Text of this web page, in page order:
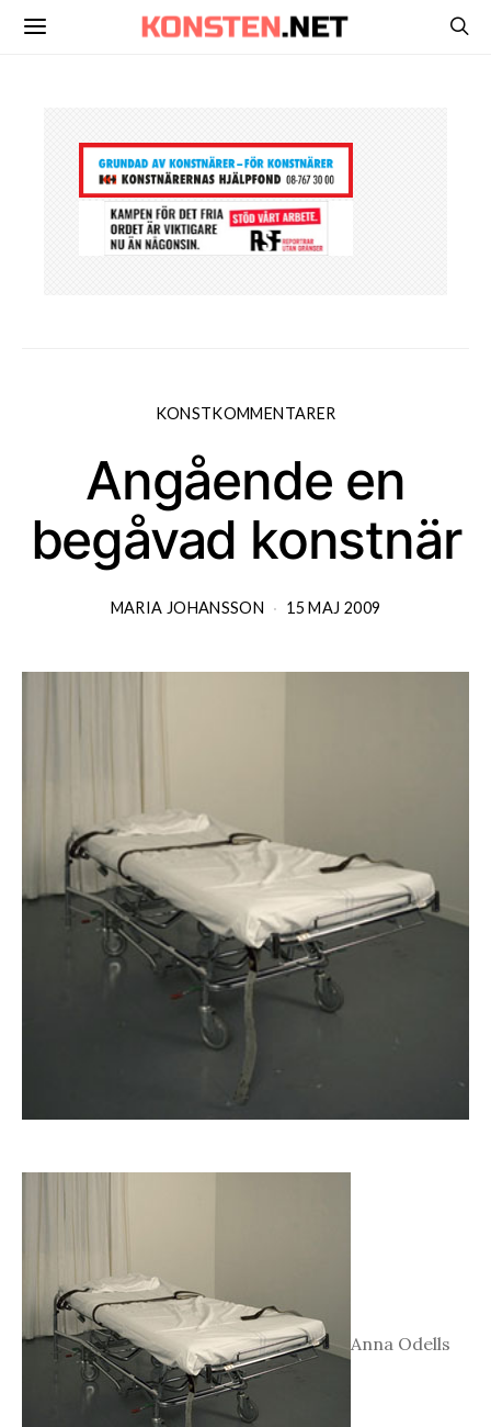
KONSTKOMMENTARER
Angående en
begåvad konstnär
MARIA JOHANSSON 15 MAJ 2009
Anna Odells